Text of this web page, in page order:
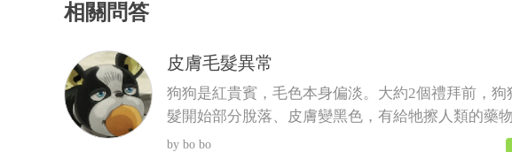
相關問答
皮膚毛髮異常
狗狗是紅貴賓，毛色本身偏淡。大約2個禮拜前，狗
髮開始部分脫落、皮膚變黑色，有給牠擦人類的藥
會不會怎樣......)，也有帶去看獸醫，但獸醫說這是
bo bo